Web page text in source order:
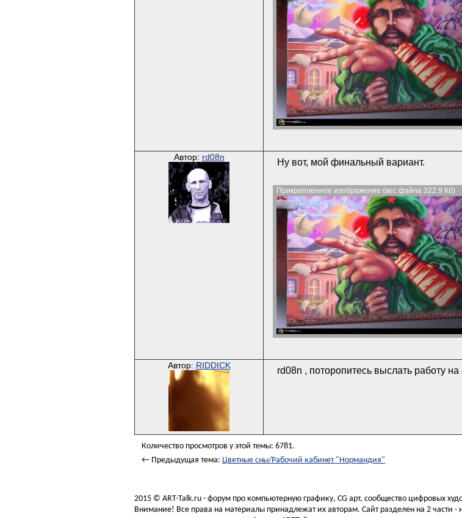
Автор: rd08n Ну вот, мой финальный вариант.
Прикрепленное изображение (вес файла 322.9 Кб)
Автор: RIDDICK rd08n , поторопитесь выслать работу
Количество просмотров у этой темы: 6781.
← Предыдущая тема: Цветные сны/Рабочий кабинет "Нормандия"
2015 © ART-Talk.ru - форум про компьютерную графику, CG арт, сообщество цифровых
Внимание! Все права на материалы принадлежат их авторам. Сайт разделен на 2 части -